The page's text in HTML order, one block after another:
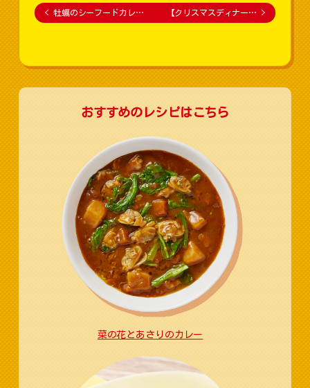
< 牡蠣のシーフードカレ… 【クリスマスディナー… >
おすすめのレシピはこちら
菜の花とあさりのカレー